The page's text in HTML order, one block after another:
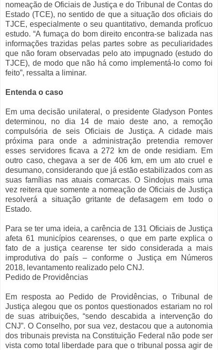
nomeação de Oficiais de Justiça e do Tribunal de Contas do
Estado (TCE), no sentido de que a situação dos oficiais do
TJCE, especialmente o seu quantitativo, demanda profícuo
estudo. “A fumaça do bom direito encontra-se balizada nas
informações trazidas pelas partes sobre as peculiaridades
que não foram observadas pelo ato impugnado (estudo do
TJCE), de modo que não há como implementá-lo como foi
feito”, ressalta a liminar.
Entenda o caso
Em uma decisão unilateral, o presidente Gladyson Pontes
determinou, no dia 14 de maio deste ano, a remoção
compulsória de seis Oficiais de Justiça. A cidade mais
próxima para onde a administração pretendia remover
esses servidores ficava a 272 km de onde residiam. Em
outro caso, chegava a ser de 406 km, em um ato cruel e
desumano, considerando que já estão estabilizados com as
suas famílias nas atuais comarcas. O Sindojus mais uma
vez reitera que somente a nomeação de Oficiais de Justiça
resolverá a situação gritante de defasagem em todo o
Estado.
Para se ter uma ideia, a carência de 131 Oficiais de Justiça
afeta 61 municípios cearenses, o que em parte explica o
fato de a justiça cearense ter sido considerada a mais
improdutiva do país – conforme o Justiça em Números
2018, levantamento realizado pelo CNJ.
Pedido de Providências
Em resposta ao Pedido de Providências, o Tribunal de
Justiça alegou que os pontos questionados estariam no rol
de suas atribuições, “sendo descabida a intervenção do
CNJ”. O Conselho, por sua vez, destacou que a autonomia
dos tribunais prevista na Constituição Federal não pode ser
vista como total liberdade para que o tribunal possa agir de